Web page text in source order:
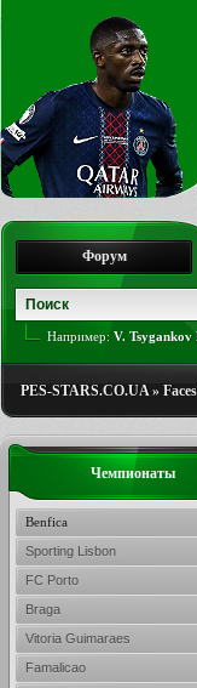
Форум
Например: V. Tsygankov
PES-STARS.CO.UA»
Чемпионаты
Benfica
Sporting Lisbon
FC Porto
Braga
Vitoria Guimaraes
Famalicao